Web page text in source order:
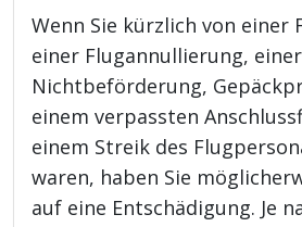
Wenn Sie kürzlich von einer
einer Flugannullierung, einer
Nichtbeförderung,
einem verpassten
einem Streik des
waren, haben Sie
auf eine Entschädigung. Je